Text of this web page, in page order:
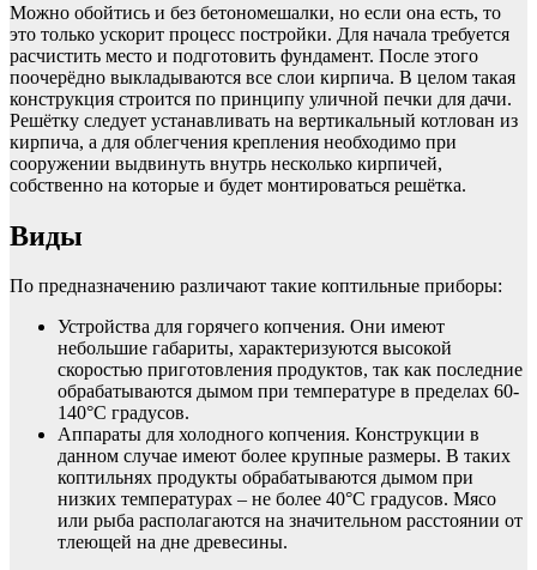
Можно обойтись и без бетономешалки, но если она есть, то
это только ускорит процесс постройки. Для начала требуется
расчистить место и подготовить фундамент. После этого
поочерёдно выкладываются все слои кирпича. В целом такая
конструкция строится по принципу уличной печки для дачи.
Решётку следует устанавливать на вертикальный котлован из
кирпича, а для облегчения крепления необходимо при
сооружении выдвинуть внутрь несколько кирпичей,
собственно на которые и будет монтироваться решётка.
Виды
По предназначению различают такие коптильные приборы:
Устройства для горячего копчения. Они имеют
небольшие габариты, характеризуются высокой
скоростью приготовления продуктов, так как последние
обрабатываются дымом при температуре в пределах 60-
140°C градусов.
Аппараты для холодного копчения. Конструкции в
данном случае имеют более крупные размеры. В таких
коптильнях продукты обрабатываются дымом при
низких температурах – не более 40°C градусов. Мясо
или рыба располагаются на значительном расстоянии от
тлеющей на дне древесины.